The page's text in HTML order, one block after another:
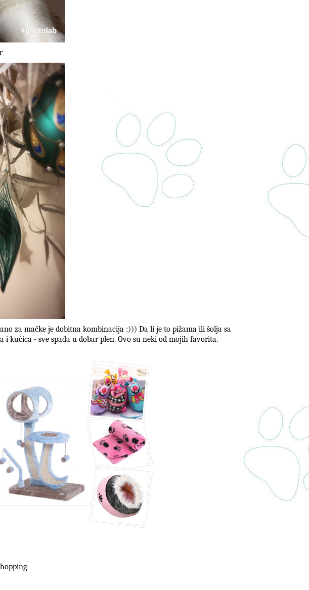
za mačke je dobitna kombinacija :))) Da li je to pižama ili šolja sa
kućica - sve spada u dobar plen. Ovo su neki od mojih favorita.